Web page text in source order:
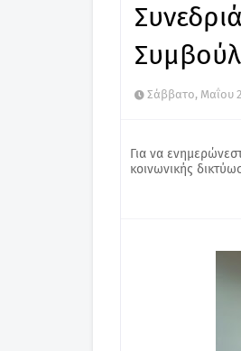
Σάββατο, Μαΐου
Για να
κοινωνικής